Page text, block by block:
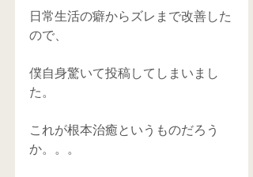
日常生活の癖からズレまで改善した
ので、
僕自身驚いて投稿してしまいまし
た。
これが根本治癒というものだろう
か。。。